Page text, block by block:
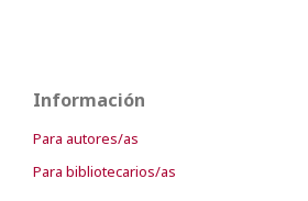
Información
Para autores/as
Para bibliotecarios/as